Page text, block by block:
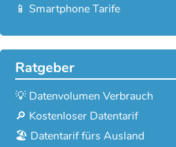
📱 Smartphone Tarife
Ratgeber
💡 Datenvolumen Verbrauch
🔎 Kostenloser Datentarif
🏖️ Datentarif fürs Ausland